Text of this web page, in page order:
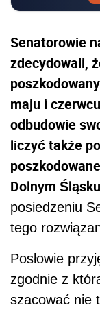
Senatorowie
zdecydowali,
maju i
odbudowie
liczyć także
Dolnym
posiedzeniu
tego
Posłowie
zgodnie z
szacować nie